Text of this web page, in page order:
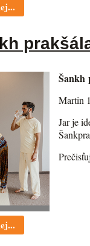
Šankh
Martin
Jar je